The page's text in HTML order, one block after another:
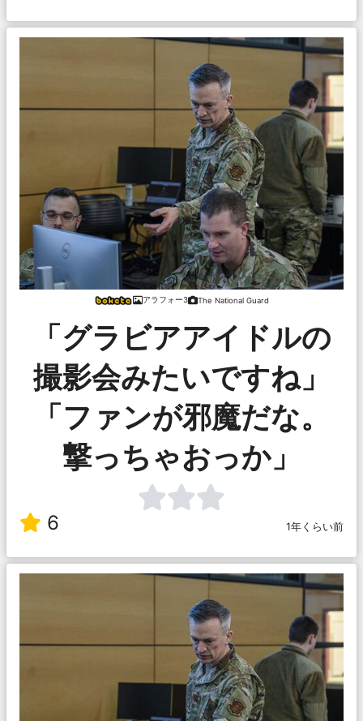
アラフォー3 The National Guard
「グラビアアイドルの
撮影会みたいですね」
「ファンが邪魔だな。
撃っちゃおっか」
6 1年くらい前